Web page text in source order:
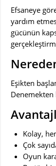
Efsaneye
yardım
gücünün
Eşikten
Denemekten
Kolay,
Çok
Oyun